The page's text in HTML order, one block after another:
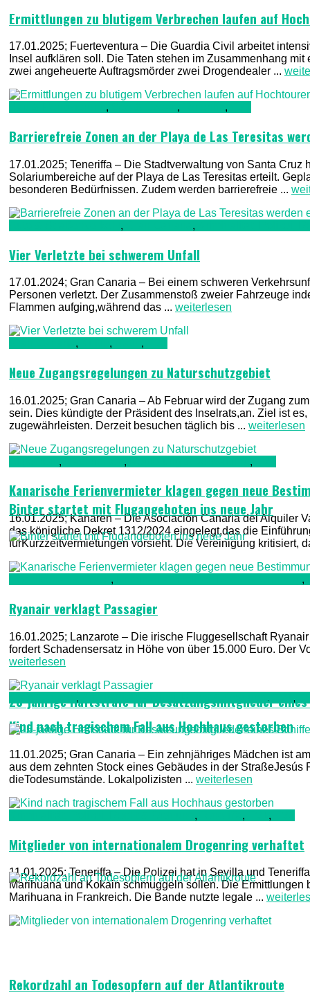
Ermittlungen zu blutigem Verbrechen laufen auf
17.01.2025; Fuerteventura – Die Guardia Civil arbeitet
Insel aufklären soll. Die Taten stehen im Zusammenhang
zwei angeheuerte Auftragsmörder zwei Drogendealer ...
, , ,
Barrierefreie Zonen an der Playa de Las Teresitas
17.01.2025; Teneriffa – Die Stadtverwaltung von Santa
Solariumbereiche auf der Playa de Las Teresitas erteilt.
besonderen Bedürfnissen. Zudem werden barrierefreie ...
, ,
Vier Verletzte bei schwerem Unfall
17.01.2024; Gran Canaria – Bei einem schweren
Personen verletzt. Der Zusammenstoß zweier Fahrzeuge
Flammen aufging,während das ... weiterlesen
, , ,
Neue Zugangsregelungen zu Naturschutzgebiet
16.01.2025; Gran Canaria – Ab Februar wird der Zugang
sein. Dies kündigte der Präsident des Inselrats,an. Ziel ist
zugewährleisten. Derzeit besuchen täglich bis ... weiterlesen
, , ,
Kanarische Ferienvermieter klagen gegen neue
16.01.2025; Kanaren – Die Asociación Canaria del Alquiler
das königliche Dekret 1312/2024 eingelegt,das die
fürKurzzeitvermietungen vorsieht. Die Vereinigung kritisiert,
, ,
Ryanair verklagt Passagier
16.01.2025; Lanzarote – Die irische Fluggesellschaft
fordert Schadensersatz in Höhe von über 15.000 Euro. Der
weiterlesen
, , ,
Kind nach tragischem Fall aus Hochhaus gestorben
11.01.2025; Gran Canaria – Ein zehnjähriges Mädchen ist
aus dem zehnten Stock eines Gebäudes in der
dieTodesumstände. Lokalpolizisten ... weiterlesen
, , ,
Mitglieder von internationalem Drogenring verhaftet
11.01.2025; Teneriffa – Die Polizei hat in Sevilla und
Marihuana und Kokain schmuggeln sollen. Die
Marihuana in Frankreich. Die Bande nutzte legale ...
Binter startet mit Flugangeboten ins neue Jahr
23-jährige Haftstrafe für Besatzungsmitglieder
Rekordzahl an Todesopfern auf der Atlantikroute